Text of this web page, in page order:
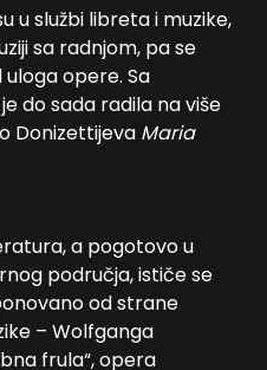
u službi libreta i muzike,
sa radnjom, pa se
opere. Sa
do sada radila na više
Donizettijeva Maria
a pogotovo u
područja, ističe se
od strane
– Wolfganga
frula“, opera